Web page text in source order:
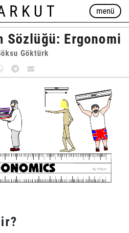
menü
Sözlüğü: Ergonomi
Göktürk